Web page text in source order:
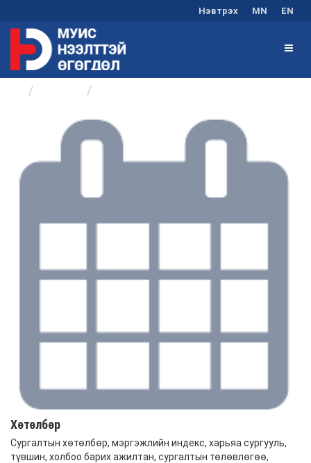
Нэвтрэх MN EN
Хөтөлбөр
Сургалтын хөтөлбөр, мэргэжлийн индекс, харьяа сургууль,
түвшин, холбоо барих ажилтан, сургалтын төлөвлөгөө,